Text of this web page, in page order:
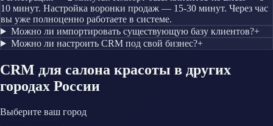
10 минут. Настройка воронки продаж — 15-30 минут. Через час
вы уже полноценно работаете в системе.
Можно ли импортировать существующую базу клиентов?+
Можно ли настроить CRM под свой бизнес?+
CRM для салона красоты в других
городах России
Выберите ваш город